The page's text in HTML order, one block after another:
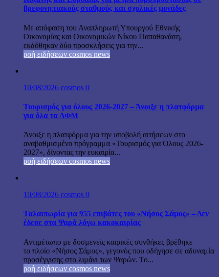
βρεφονηπιακούς σταθμούς και σχολικές μονάδες
Με απόφαση του Αναπληρωτή Υπουργού Εθνικής
Οικονομίας και Οικονομικών Νίκου Παπαθανάση,
εκδόθηκαν δύο προσκλήσεις για την...
ροή ειδήσεων cosmos news
10/08/2026 cosmos 0
Τουρισμός για όλους 2026-2027 – Άνοιξε η πλατφόρμα
για όλα τα ΑΦΜ
Άνοιξε η πλατφόρμα για την υποβολή αιτήσεων στο
αναβαθμισμένο πρόγραμμα «Τουρισμός για Όλους 2026-
2027», δίνοντας την ευκαιρία...
ροή ειδήσεων cosmos news
10/08/2026 cosmos 0
Ταλαιπωρία για 955 επιβάτες του «Νήσος Σάμος» – Δεν
έδεσε στα Ψαρά λόγω κακοκαιρίας
Αντιμέτωπο με δυσμενείς καιρικές συνθήκες βρέθηκε
το πλοίο «Νήσος Σάμος», γεγονός που οδήγησε σε αδυναμία
προσέγγισης στο λιμάνι των Ψαρών. Το...
ροή ειδήσεων cosmos news